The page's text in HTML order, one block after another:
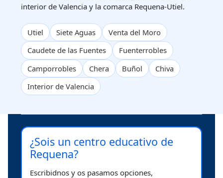
interior de Valencia y la comarca Requena-Utiel.
Utiel Siete Aguas
Venta del Moro
Caudete de las Fuentes
Fuenterrobles
Camporrobles
Chera Buñol
Chiva
Interior de Valencia
¿Sois un centro educativo de
Requena?
Escribidnos y os pasamos opciones,